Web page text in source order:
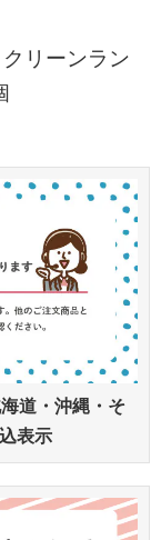
リーンラン
道・沖縄・そ
表示